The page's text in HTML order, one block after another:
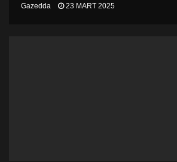
Gazedda 23 MART 2025